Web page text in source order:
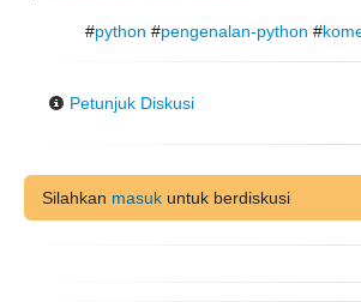
#python #pengenalan-python #
Petunjuk Diskusi
Silahkan masuk untuk berdiskusi